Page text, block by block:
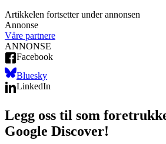
Artikkelen fortsetter under annonsen
Annonse
Våre partnere
ANNONSE
Facebook
Bluesky
LinkedIn
Legg oss til som
Google Discover!